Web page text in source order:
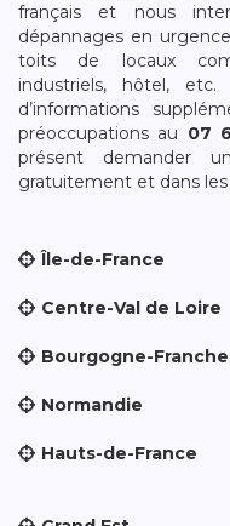
français et nous
dépannages en
toits de locaux
industriels, hôtel,
d’informations
préoccupations au 07
présent demander
gratuitement et dans les
Île-de-France
Centre-Val de Loire
Bourgogne-
Normandie
Hauts-de-France